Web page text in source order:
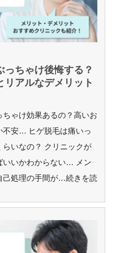
っちゃけ後悔する？
リアルなデメリット
ちゃけ効果あるの？高いお
不安… ヒゲ脱毛は痛いっ
いなの？ クリニックが
いいかわからない… メン
己処理の手間が…続きを読